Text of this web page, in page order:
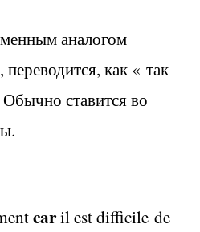
аналогом
, переводится, как « так
ставится во
caril est difficile de